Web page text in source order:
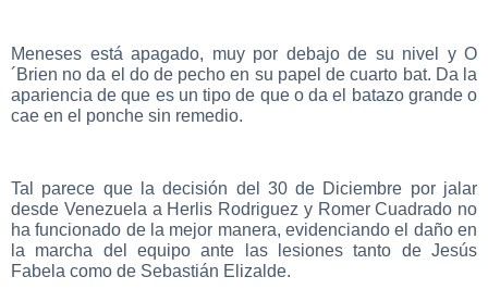
Meneses está apagado, muy por debajo de su nivel y O
´Brien no da el do de pecho en su papel de cuarto bat. Da la
apariencia de que es un tipo de que o da el batazo grande o
cae en el ponche sin remedio.
Tal parece que la decisión del 30 de Diciembre por jalar
desde Venezuela a Herlis Rodriguez y Romer Cuadrado no
ha funcionado de la mejor manera, evidenciando el daño en
la marcha del equipo ante las lesiones tanto de Jesús
Fabela como de Sebastián Elizalde.